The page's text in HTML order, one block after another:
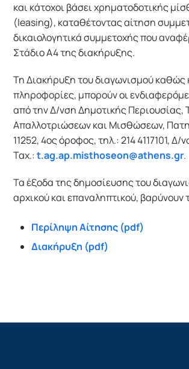
και κάτοχοι βάσει χρηματοδοτικής
(leasing), καταθέτοντας αίτηση
δικαιολογητικά συμμετοχής που
Στάδιο Α4 της διακήρυξης.
Τη Διακήρυξη του διαγωνισμού καθώς
πληροφορίες, μπορούν οι
από την Δ/νση Δημοτικής Περιουσίας,
Απαλλοτριώσεων και Μισθώσεων,
11252, 4ος όροφος, τηλ.: 214 4117101, Δ/
Ταχ.:t.ag.ap.misthoseon@athens.gr.
Τα έξοδα της δημοσίευσης του
αρχικού και επαναληπτικού, βαρύνουν
Περίληψη Αίτησης (pdf)
Διακήρυξη (pdf)